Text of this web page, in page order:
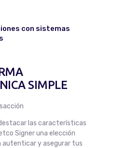
con sistemas
SIMPLE
las características
Signer una elección
autenticar y asegurar tus